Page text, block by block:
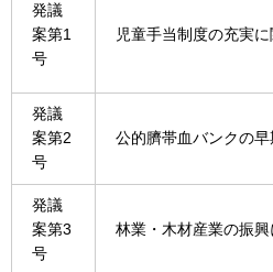
発議
案第1
号
児童手当制度の充実
発議
案第2
号
公的臍帯血バンクの
発議
案第3
号
林業・木材産業の振